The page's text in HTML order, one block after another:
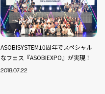
ASOBISYSTEM10周年でスペシャル
なフェス『ASOBIEXPO』が実現！
2018.07.22